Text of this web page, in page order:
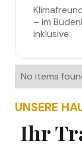
– im
inklusive.
No items
UNSERE
Ihr